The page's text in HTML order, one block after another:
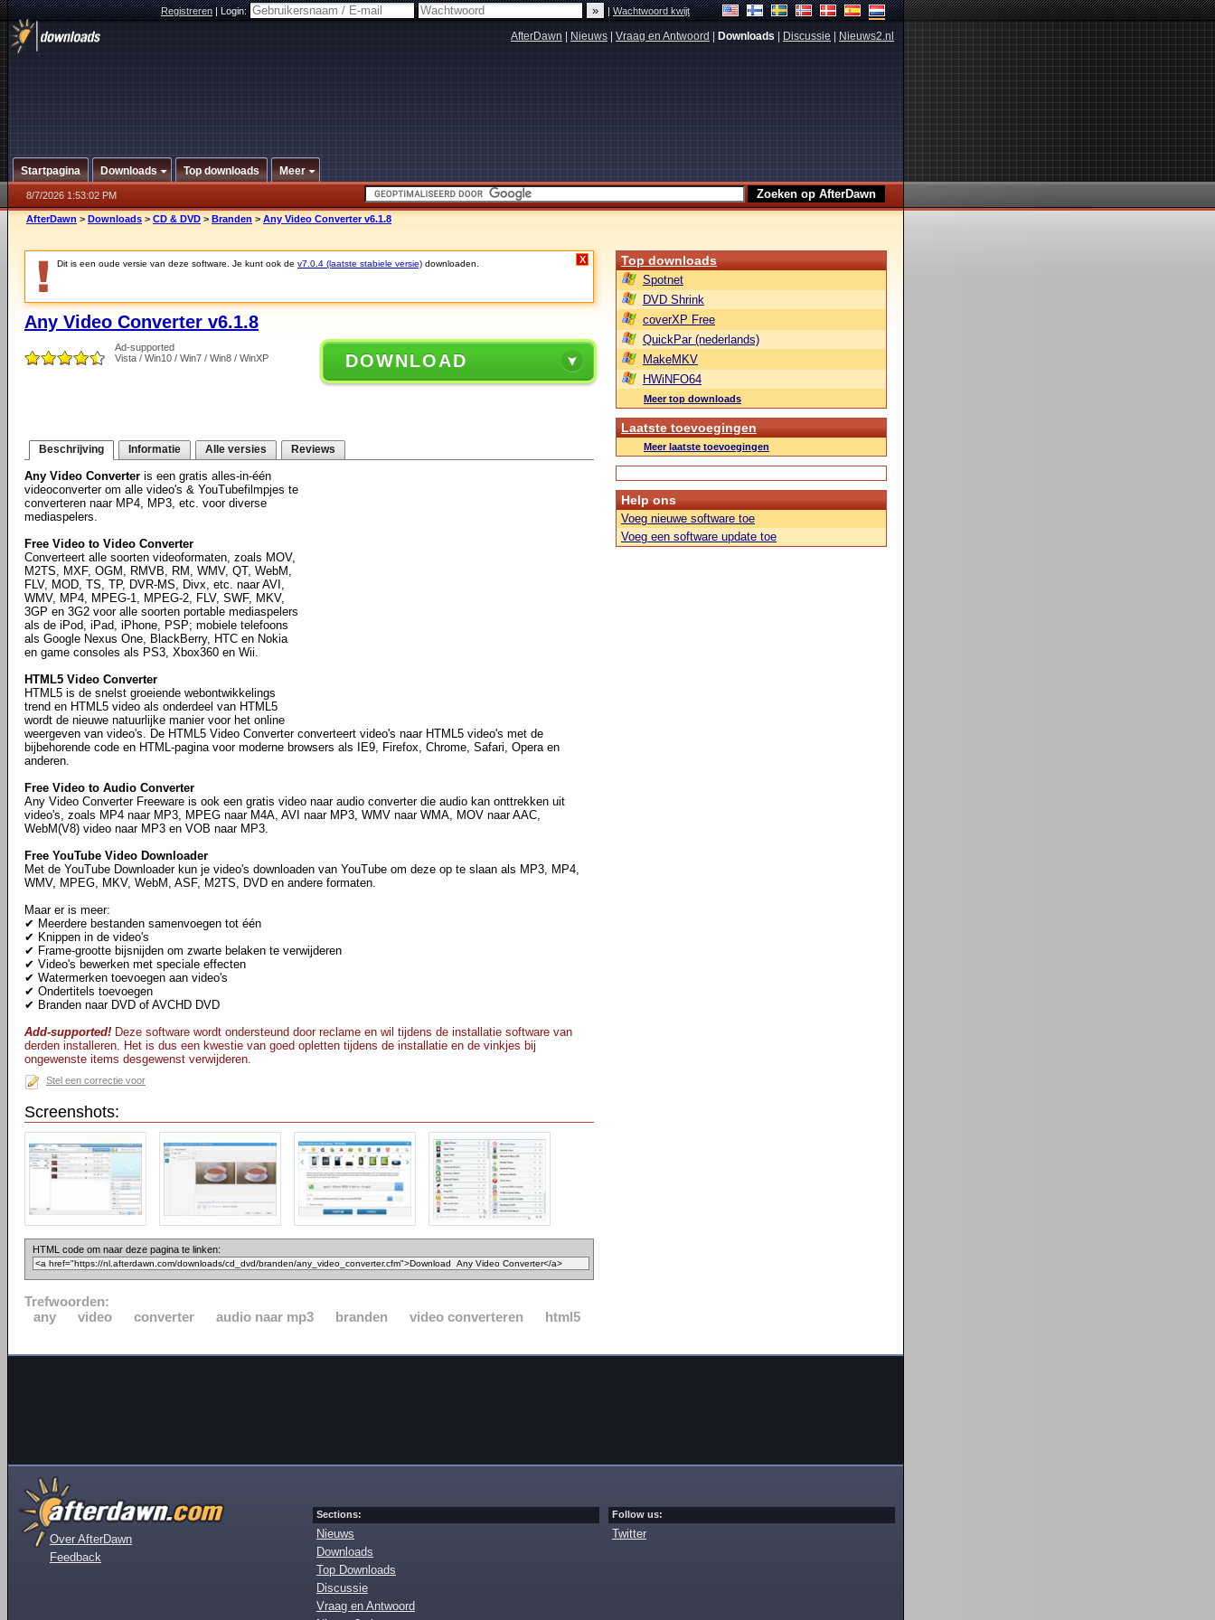
Registreren|Login: |Wachtwoord kwijt
AfterDawn Nieuws Vraag en Antwoord Downloads Discussie Nieuws2.nl
Startpagina Downloads Top downloads Meer
8/7/2026 1:53:02 PM
AfterDawn > Downloads > CD & DVD > Branden > Any Video Converter v6.1.8
Dit is een oude versie van deze software. Je kunt ook de v7.0.4 (laatste stabiele versie) downloaden. X
Any Video Converter v6.1.8
Ad-supported
Vista / Win10 / Win7 / Win8 / WinXP
DOWNLOAD
Beschrijving Informatie Alle versies Reviews
Any Video Converter is een gratis alles-in-één
videoconverter om alle video's & YouTubefilmpjes te
converteren naar MP4, MP3, etc. voor diverse
mediaspelers.
Free Video to Video Converter
Converteert alle soorten videoformaten, zoals MOV,
M2TS, MXF, OGM, RMVB, RM, WMV, QT, WebM,
FLV, MOD, TS, TP, DVR-MS, Divx, etc. naar AVI,
WMV, MP4, MPEG-1, MPEG-2, FLV, SWF, MKV,
3GP en 3G2 voor alle soorten portable mediaspelers
als de iPod, iPad, iPhone, PSP; mobiele telefoons
als Google Nexus One, BlackBerry, HTC en Nokia
en game consoles als PS3, Xbox360 en Wii.
HTML5 Video Converter
HTML5 is de snelst groeiende webontwikkelings
trend en HTML5 video als onderdeel van HTML5
wordt de nieuwe natuurlijke manier voor het online
weergeven van video's. De HTML5 Video Converter converteert video's naar HTML5 video's met de
bijbehorende code en HTML-pagina voor moderne browsers als IE9, Firefox, Chrome, Safari, Opera en
anderen.
Free Video to Audio Converter
Any Video Converter Freeware is ook een gratis video naar audio converter die audio kan onttrekken uit
video's, zoals MP4 naar MP3, MPEG naar M4A, AVI naar MP3, WMV naar WMA, MOV naar AAC,
WebM(V8) video naar MP3 en VOB naar MP3.
Free YouTube Video Downloader
Met de YouTube Downloader kun je video's downloaden van YouTube om deze op te slaan als MP3, MP4,
WMV, MPEG, MKV, WebM, ASF, M2TS, DVD en andere formaten.
Maar er is meer:
✔ Meerdere bestanden samenvoegen tot één
✔ Knippen in de video's
✔ Frame-grootte bijsnijden om zwarte belaken te verwijderen
✔ Video's bewerken met speciale effecten
✔ Watermerken toevoegen aan video's
✔ Ondertitels toevoegen
✔ Branden naar DVD of AVCHD DVD
Add-supported! Deze software wordt ondersteund door reclame en wil tijdens de installatie software van
derden installeren. Het is dus een kwestie van goed opletten tijdens de installatie en de vinkjes bij
ongewenste items desgewenst verwijderen.
Stel een correctie voor
Screenshots:
HTML code om naar deze pagina te linken:
Trefwoorden:
any
video converter audio naar mp3 branden video converteren html5
Top downloads
Spotnet
DVD Shrink
coverXP Free
QuickPar (nederlands)
MakeMKV
HWiNFO64
Meer top downloads
Laatste toevoegingen
Meer laatste toevoegingen
Help ons
Voeg nieuwe software toe
Voeg een software update toe
Over AfterDawn
Feedback
Sections:
Nieuws
Downloads
Top Downloads
Discussie
Vraag en Antwoord
Follow us:
Twitter